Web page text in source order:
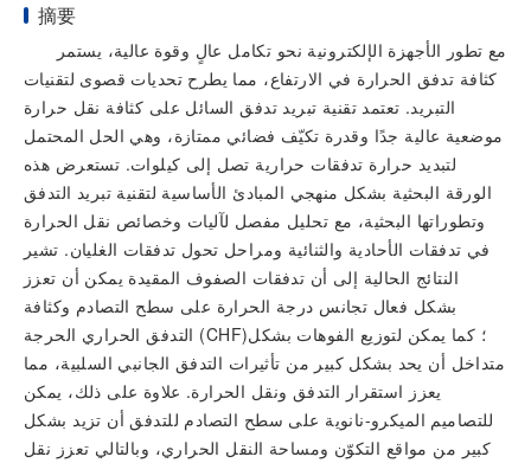
摘要
مع تطور الأجهزة الإلكترونية نحو تكامل عالٍ وقوة عالية، يستمر
كثافة تدفق الحرارة في الارتفاع، مما يطرح تحديات قصوى لتقنيات
التبريد. تعتمد تقنية تبريد تدفق السائل على كثافة نقل حرارة
موضعية عالية جدًا وقدرة تكيّف فضائي ممتازة، وهي الحل المحتمل
لتبديد حرارة تدفقات حرارية تصل إلى كيلوات. تستعرض هذه
الورقة البحثية بشكل منهجي المبادئ الأساسية لتقنية تبريد التدفق
وتطوراتها البحثية، مع تحليل مفصل لآليات وخصائص نقل الحرارة
في تدفقات الأحادية والثنائية ومراحل تحول تدفقات الغليان. تشير
النتائج الحالية إلى أن تدفقات الصفوف المقيدة يمكن أن تعزز
بشكل فعال تجانس درجة الحرارة على سطح التصادم وكثافة
التدفق الحراري الحرجة (CHF)؛ كما يمكن لتوزيع الفوهات بشكل
متداخل أن يحد بشكل كبير من تأثيرات التدفق الجانبي السلبية، مما
يعزز استقرار التدفق ونقل الحرارة. علاوة على ذلك، يمكن
للتصاميم الميكرو-نانوية على سطح التصادم للتدفق أن تزيد بشكل
كبير من مواقع التكوّن ومساحة النقل الحراري، وبالتالي تعزز نقل